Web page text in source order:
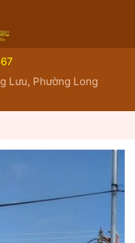
Lưu, Phường Long